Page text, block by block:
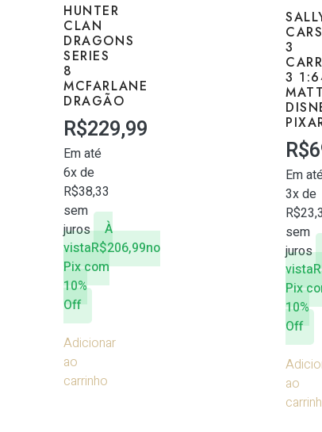
HUNTER
CLAN
DRAGONS
SERIES
8
MCFARLANE
DRAGÃO
R$229,99
Em até
6x de
R$38,33
sem
juros
À
vistaR$206,99no
Pix com
10%
Off
Adicionar
ao
carrinho
CARS
3
3
R$
Em
3x de
R$
sem
juros
vista
Pix
10%
Off
ao